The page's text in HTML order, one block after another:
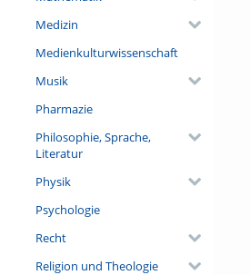
Medizin
Medienkulturwissenschaft
Musik
Pharmazie
Philosophie, Sprache,
Literatur
Physik
Psychologie
Recht
Religion und Theologie